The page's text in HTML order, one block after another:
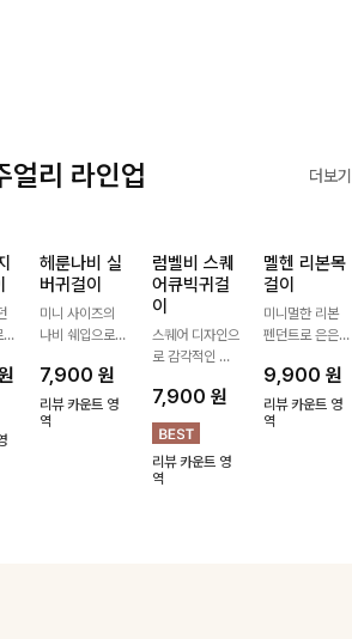
얼리 라인업 더보기
-
헤룬나비 실
버귀걸이
미니 사이즈의
나비 쉐입으로
내어줄 이어링,
과하지 않은 포
인트가 되어줘
7,900원
리뷰 카운트 영
역
럼벨비 스퀘
어큐빅귀걸
이
스퀘어 디자인으
로 감각적인 무
안에 큐빅을 담
아 더욱 고급스
럽게 연출되는
귀걸이에요~!
7,900 원
리뷰 카운트 영
역
멜헨 리본목
걸이
미니멀한 리본
펜던트로 은은한
는 목걸이예요.
골드, 실버 컬러
로 구성돼 어떤
9,900원
리뷰 카운트 영
역